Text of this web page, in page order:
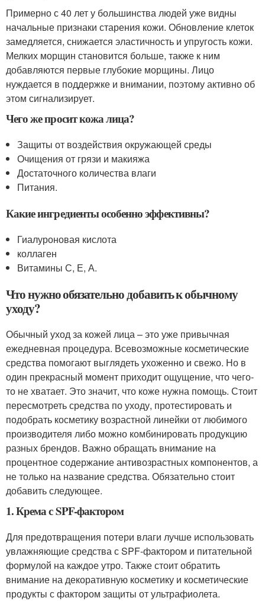
Примерно с 40 лет у большинства людей уже видны
начальные признаки старения кожи. Обновление клеток
замедляется, снижается эластичность и упругость кожи.
Мелких морщин становится больше, также к ним
добавляются первые глубокие морщины. Лицо
нуждается в поддержке и внимании, поэтому активно об
этом сигнализирует.
Чего же просит кожа лица?
Защиты от воздействия окружающей среды
Очищения от грязи и макияжа
Достаточного количества влаги
Питания.
Какие ингредиенты особенно эффективны?
Гиалуроновая кислота
коллаген
Витамины С, Е, А.
Что нужно обязательно добавить к обычному
уходу?
Обычный уход за кожей лица – это уже привычная
ежедневная процедура. Всевозможные косметические
средства помогают выглядеть ухоженно и свежо. Но в
один прекрасный момент приходит ощущение, что чего-
то не хватает. Это значит, что коже нужна помощь. Стоит
пересмотреть средства по уходу, протестировать и
подобрать косметику возрастной линейки от любимого
производителя либо можно комбинировать продукцию
разных брендов. Важно обращать внимание на
процентное содержание антивозрастных компонентов, а
не только на название средства. Обязательно стоит
добавить следующее.
1. Крема с SPF-фактором
Для предотвращения потери влаги лучше использовать
увлажняющие средства с SPF-фактором и питательной
формулой на каждое утро. Также стоит обратить
внимание на декоративную косметику и косметические
продукты с фактором защиты от ультрафиолета.